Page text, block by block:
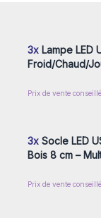
3xLampe LED
Froid/Chaud/
Prix de vente
Connectez-
3xSocle LED
Bois 8 cm –
Prix de vente
Connectez-